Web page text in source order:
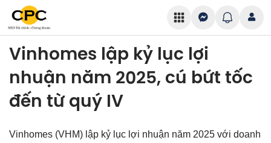
Vinhomes lập kỷ lục lợi
nhuận năm 2025, cú bứt tốc
đến từ quý IV
Vinhomes (VHM) lập kỷ lục lợi nhuận năm 2025 với doanh